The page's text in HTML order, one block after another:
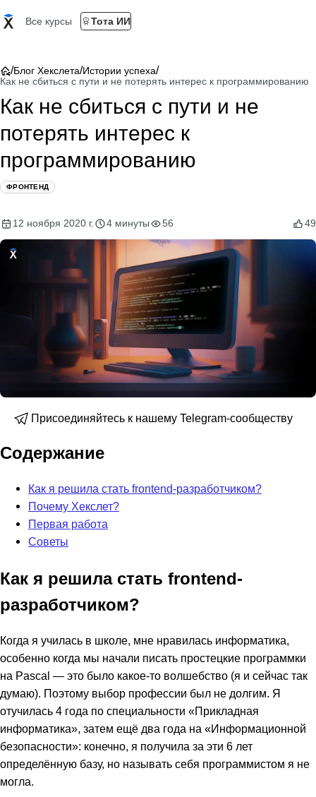
Все курсы Тота ИИ
/Блог Хекслета/Истории успеха/
Как не сбиться с пути и не потерять интерес к программированию
Как не сбиться с пути и не
потерять интерес к
программированию
ФРОНТЕНД
12 ноября 2020 г. 4 минуты 56 49
Присоединяйтесь к нашему Telegram-сообществу
Содержание
Как я решила стать frontend-разработчиком?
Почему Хекслет?
Первая работа
Советы
Как я решила стать frontend-
разработчиком?
Когда я училась в школе, мне нравилась информатика,
особенно когда мы начали писать простецкие программки
на Pascal — это было какое-то волшебство (я и сейчас так
думаю). Поэтому выбор профессии был не долгим. Я
отучилась 4 года по специальности «Прикладная
информатика», затем ещё два года на «Информационной
безопасности»: конечно, я получила за эти 6 лет
определённую базу, но называть себя программистом я не
могла.